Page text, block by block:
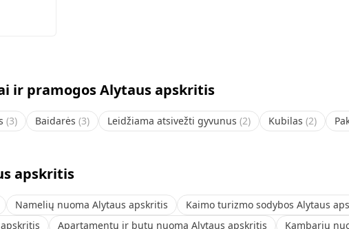
ir pramogos Alytaus apskritis
(3) Baidarės (3) Leidžiama atsivežti gyvunus (2) Kubilas (2)
apskritis
Namelių nuoma Alytaus apskritis Kaimo turizmo sodybos Alytaus
Apartamentų ir butų nuoma Alytaus apskritis Kambarių